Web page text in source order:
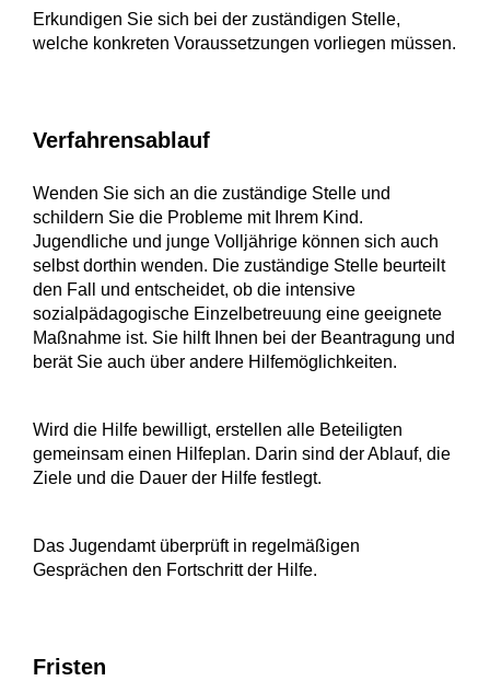
Erkundigen Sie sich bei der zuständigen Stelle,
welche konkreten Voraussetzungen vorliegen müssen.
Verfahrensablauf
Wenden Sie sich an die zuständige Stelle und
schildern Sie die Probleme mit Ihrem Kind.
Jugendliche und junge Volljährige können sich auch
selbst dorthin wenden. Die zuständige Stelle beurteilt
den Fall und entscheidet, ob die intensive
sozialpädagogische Einzelbetreuung eine geeignete
Maßnahme ist. Sie hilft Ihnen bei der Beantragung und
berät Sie auch über andere Hilfemöglichkeiten.
Wird die Hilfe bewilligt, erstellen alle Beteiligten
gemeinsam einen Hilfeplan. Darin sind der Ablauf, die
Ziele und die Dauer der Hilfe festlegt.
Das Jugendamt überprüft in regelmäßigen
Gesprächen den Fortschritt der Hilfe.
Fristen